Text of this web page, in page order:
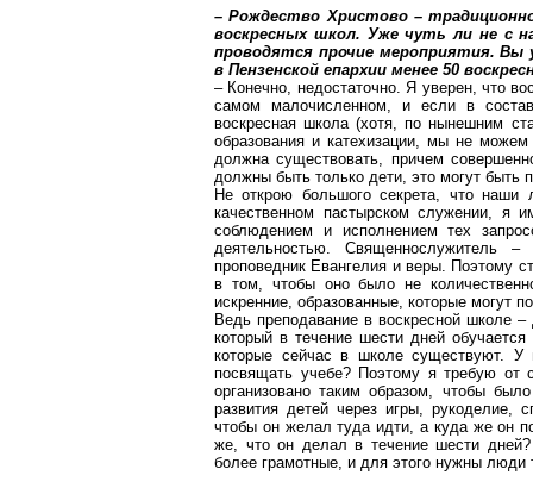
– Рождество Христово –
воскресных школ. Уже чуть ли не с
проводятся прочие мероприятия. Вы
в Пензенской епархии менее 50
– Конечно, недостаточно. Я уверен, что
самом малочисленном, и если в
воскресная школа (хотя, по нынешним
образования и катехизации, мы не
должна существовать, причем
должны быть только дети, это могут быть
Не открою большого секрета, что наши
качественном пастырском служении, я
соблюдением и исполнением тех
деятельностью. Священнослужитель
проповедник Евангелия и веры. Поэтому
в том, чтобы оно было не
искренние, образованные, которые могут
Ведь преподавание в воскресной школе
который в течениешести дней обучается
которые сейчас в школе существуют. У
посвящать учебе? Поэтому я требую от
организовано таким образом, чтобы
развития детей через игры, рукоделие,
чтобы он желал туда идти, а куда же он
же, что он делал в течение шести
более грамотные, и для этого нужны люди